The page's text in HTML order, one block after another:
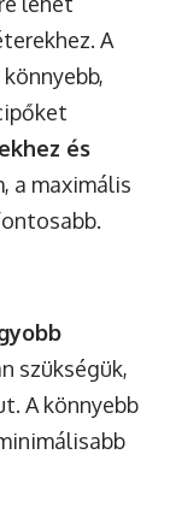
A
és
a maximális
szükségük,
A könnyebb